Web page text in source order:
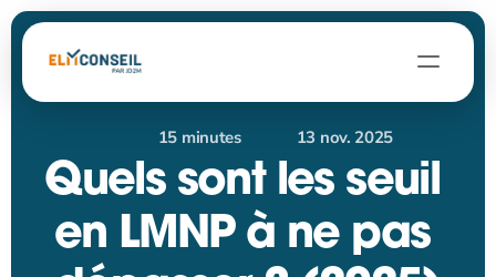
Contact
Blog
Parler à un expert
15 minutes 13 nov. 2025
Quels sont les seuil
en LMNP à ne pas